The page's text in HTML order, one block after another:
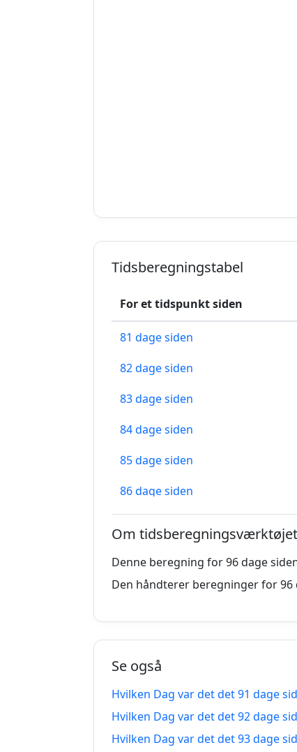
Tidsberegningstabel
For et tidspunkt siden
81 dage siden
82 dage siden
83 dage siden
84 dage siden
85 dage siden
86 dage siden
89 dage siden
91 dage siden
92 dage siden
93 dage siden
94 dage siden
Om tidsberegningsværktøjet
Denne beregning for 96 dage
Den håndterer beregninger for
Se også
Hvilken Dag var det det 91 dage
Hvilken Dag var det det 92 dage
Hvilken Dag var det det 93 dage